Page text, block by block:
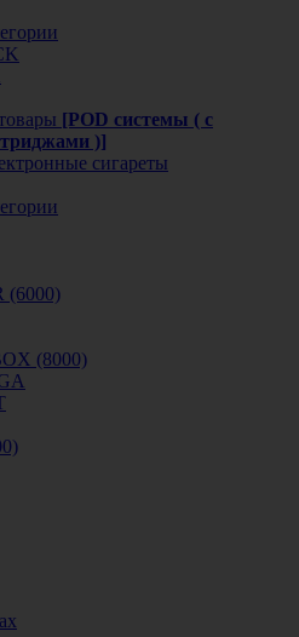
[POD системы ( с
)]
сигареты
(6000)
(8000)